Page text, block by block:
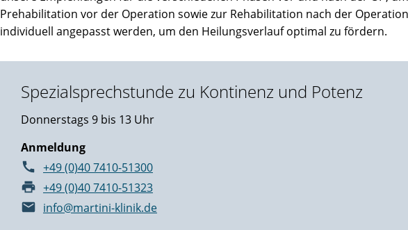
Prehabilitation vor der Operation sowie zur Rehabilitation nach der
individuell angepasst werden, um den Heilungsverlauf optimal zu fördern.
Spezialsprechstunde zu Kontinenz und Potenz
Donnerstags 9 bis 13 Uhr
Anmeldung
+49 (0)40 7410-51300
+49 (0)40 7410-51323
info@martini-klinik.de